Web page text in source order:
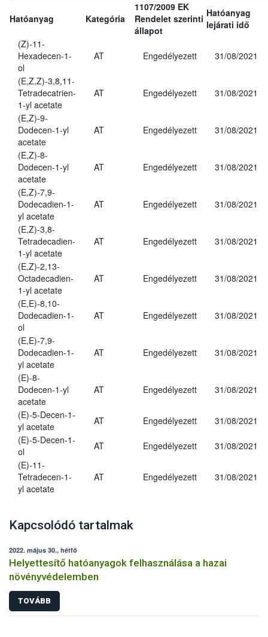
Hatóanyag Kategória
1107/2009 EK
Rendelet szerinti
állapot
Hatóanyag
lejárati idő
(Z)-11-
Hexadecen-1-
ol
AT Engedélyezett 31/08/2021
(E,Z,Z)-3,8,11-
Tetradecatrien-
1-yl acetate
AT Engedélyezett 31/08/2021
(E,Z)-9-
Dodecen-1-yl
acetate
AT Engedélyezett 31/08/2021
(E,Z)-8-
Dodecen-1-yl
acetate
AT Engedélyezett 31/08/2021
(E,Z)-7,9-
Dodecadien-1-
yl acetate
AT Engedélyezett 31/08/2021
(E,Z)-3,8-
Tetradecadien-
1-yl acetate
AT Engedélyezett 31/08/2021
(E,Z)-2,13-
Octadecadien-
1-yl acetate
AT Engedélyezett 31/08/2021
(E,E)-8,10-
Dodecadien-1-
ol
AT Engedélyezett 31/08/2021
(E,E)-7,9-
Dodecadien-1-
yl acetate
AT Engedélyezett 31/08/2021
(E)-8-
Dodecen-1-yl
acetate
AT Engedélyezett 31/08/2021
(E)-5-Decen-1-
yl acetate
AT Engedélyezett
31/08/2021
(E)-5-Decen-1-
ol
AT Engedélyezett
31/08/2021
(E)-11-
Tetradecen-1-
yl acetate
AT Engedélyezett 31/08/2021
Kapcsolódó tartalmak
2022. május 30., hétfő
Helyettesítő hatóanyagok felhasználása a hazai
növényvédelemben
TOVÁBB